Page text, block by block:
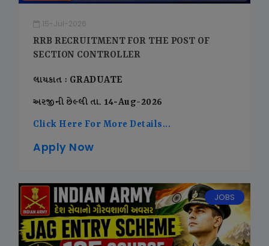
15-Jul-2026
RRB RECRUITMENT FOR THE POST OF
SECTION CONTROLLER
લાયકાત : GRADUATE
અરજીની છેલ્લી તા. 14-Aug-2026
Click Here For More Details...
Apply Now
JOBS